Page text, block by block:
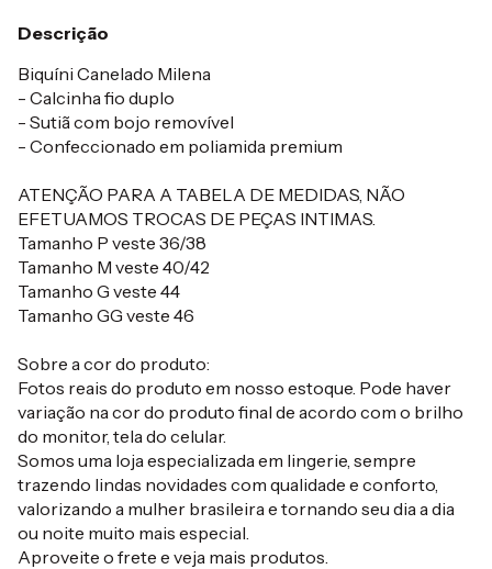
Descrição
Biquíni Canelado Milena
- Calcinha fio duplo
- Sutiã com bojo removível
- Confeccionado em poliamida premium
ATENÇÃO PARA A TABELA DE MEDIDAS, NÃO
EFETUAMOS TROCAS DE PEÇAS INTIMAS.
Tamanho P veste 36/38
Tamanho M veste 40/42
Tamanho G veste 44
Tamanho GG veste 46
Sobre a cor do produto:
Fotos reais do produto em nosso estoque. Pode haver
variação na cor do produto final de acordo com o brilho
do monitor, tela do celular.
Somos uma loja especializada em lingerie, sempre
trazendo lindas novidades com qualidade e conforto,
valorizando a mulher brasileira e tornando seu dia a dia
ou noite muito mais especial.
Aproveite o frete e veja mais produtos.